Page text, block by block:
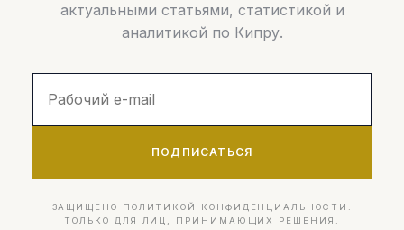
актуальными статьями, статистикой и
аналитикой по Кипру.
ПОДПИСАТЬСЯ
ЗАЩИЩЕНО ПОЛИТИКОЙ КОНФИДЕНЦИАЛЬНОСТИ.
ТОЛЬКО ДЛЯ ЛИЦ, ПРИНИМАЮЩИХ РЕШЕНИЯ.